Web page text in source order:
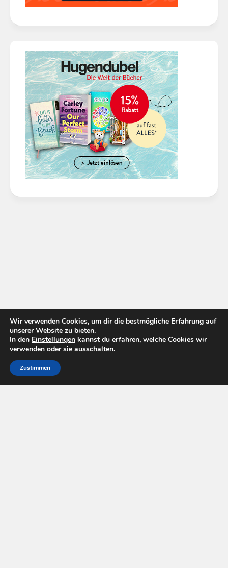
Wir verwenden Cookies, um dir die bestmögliche Erfahrung auf
unserer Website zu bieten.
In den Einstellungen kannst du erfahren, welche Cookies wir
verwenden oder sie ausschalten.
Zustimmen